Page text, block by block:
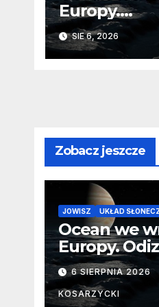
Europy.
lodową
SIE 6, 2026
Zobacz jeszcze
JOWISZ UKŁAD
Ocean we
Europy.
przez
barierę
6 SIERPNIA 2026
KOSARZYCKI